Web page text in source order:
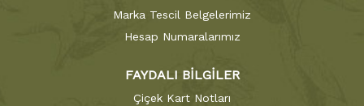
Marka Tescil Belgelerimiz
Hesap Numaralarımız
FAYDALI BİLGİLER
Çiçek Kart Notları